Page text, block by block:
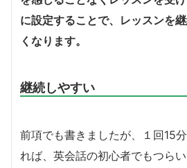
に設定することで、レッスンを
くなります。
継続しやすい
前項でも書きましたが、１回15
れば、英会話の初心者でもつら